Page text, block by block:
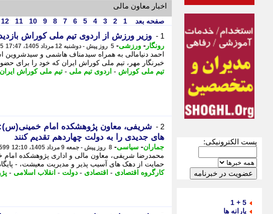
پست الکترونیکی:
5 + 1
یارانه ها
اخبار معاون مالی
صفحه بعد 1
2
3
4
5
6
7
8
9
10
11
12
1 - وزیر ورزش از اردوی تیم ملی کوراش
رونگار - ورزشی- 5 روز پیش - دوشنبه 12 مرداد 1405، 17:47
احمد دنیامالی به همراه سیدمناف هاشمی و سیدشروین
خبرنگار مهر، تیم ملی کوراش ایران که خود را برای
تیم ملی کوراش - اردوی تیم ملی - تیم ملی کوراش ایران
2 -
شریفی، معاون پژوهشکده امام
های جدیدی را به دولت چهاردهم تقدیم کنند
جماران- سیاسی- 8 روز پیش - جمعه 9 مرداد 1405، 12:10
محمدرضا شریفی، معاون مالی و اداری پژوهشکده امام
حمایت از دهک های آسیب پذیر و مدیریت معیشت، -
کارگروه اقتصادی - اقتصادی - دولت - انقلاب اسلامی -